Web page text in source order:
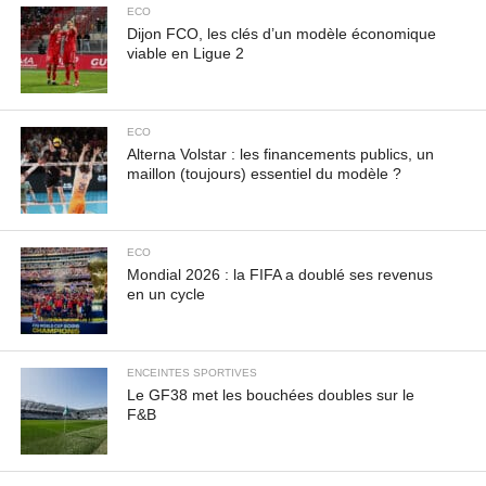
odio, vitae accumsan odio.
ECO
Dijon FCO, les clés d’un modèle économique
viable en Ligue 2
ECO
Alterna Volstar : les financements publics, un
maillon (toujours) essentiel du modèle ?
ECO
Mondial 2026 : la FIFA a doublé ses revenus
en un cycle
ENCEINTES SPORTIVES
Le GF38 met les bouchées doubles sur le
F&B